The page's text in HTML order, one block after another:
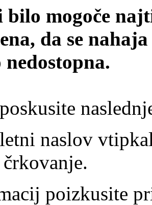
bilo mogoče
da se
naslov
poizkusite